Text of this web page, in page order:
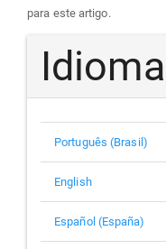
para este artigo.
Idioma
Português (Brasil)
English
Español (España)